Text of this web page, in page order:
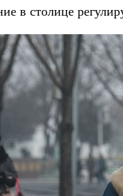
в столице